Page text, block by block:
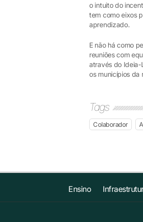
o intuito do
tem como eixos
aprendizado.
E não há como
reuniões com
através do Ideia-
os municípios da
Tags
Colaborador
Ensino